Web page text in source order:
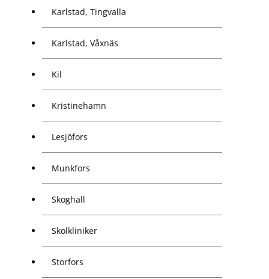
Karlstad, Tingvalla
Karlstad, Våxnäs
Kil
Kristinehamn
Lesjöfors
Munkfors
Skoghall
Skolkliniker
Storfors